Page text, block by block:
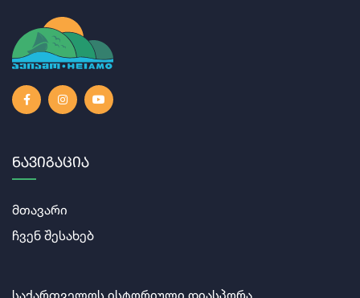
Ნავიგაცია
მთავარი
ჩვენ შესახებ